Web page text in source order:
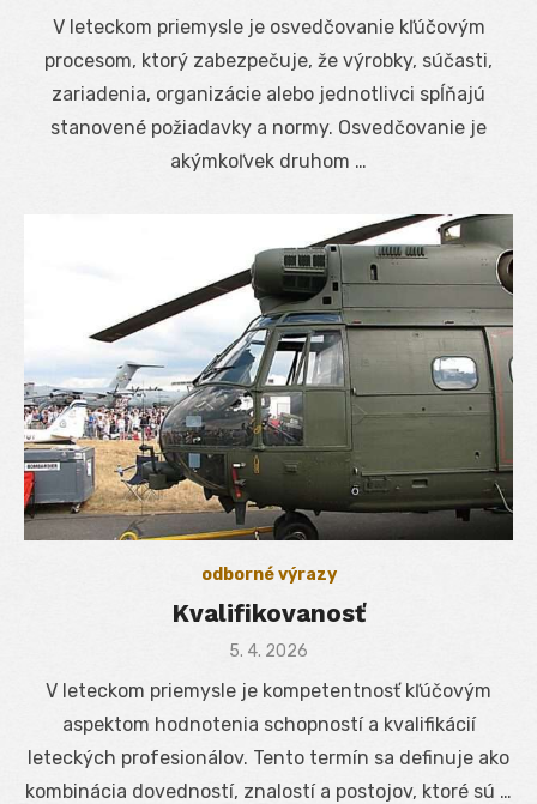
V leteckom priemysle je osvedčovanie kľúčovým
procesom, ktorý zabezpečuje, že výrobky, súčasti,
zariadenia, organizácie alebo jednotlivci spĺňajú
stanovené požiadavky a normy. Osvedčovanie je
akýmkoľvek druhom …
odborné výrazy
Kvalifikovanosť
Posted
5. 4. 2026
V leteckom priemysle je kompetentnosť kľúčovým
aspektom hodnotenia schopností a kvalifikácií
leteckých profesionálov. Tento termín sa definuje ako
kombinácia dovedností, znalostí a postojov, ktoré sú …